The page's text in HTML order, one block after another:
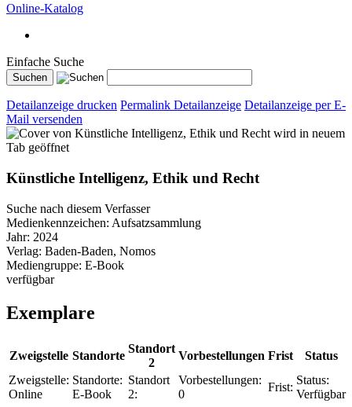
Online-Katalog
Einfache Suche
Detailanzeige drucken Permalink Detailanzeige Detailanzeige per E-
Mail versenden
wird in neuem
Tab geöffnet
Künstliche Intelligenz, Ethik und Recht
Suche nach diesem Verfasser
Medienkennzeichen: Aufsatzsammlung
Jahr: 2024
Verlag: Baden-Baden, Nomos
Mediengruppe: E-Book
verfügbar
Exemplare
Zweigstelle Standorte
Standort
2
Vorbestellungen Frist
Status
Zweigstelle:
Online
Standorte:
E-Book
Standort
2:
Vorbestellungen:
0
Frist:
Status:
Verfügbar